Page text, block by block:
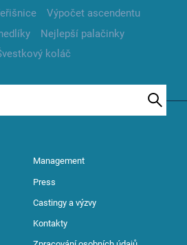
Výpočet ascendentu
Nejlepší palačinky
koláč
Management
Press
Castingy a výzvy
Kontakty